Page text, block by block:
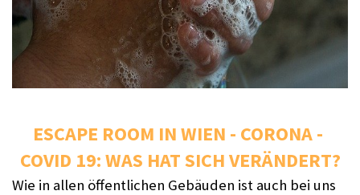
ESCAPE ROOM IN WIEN - CORONA -
COVID 19: WAS HAT SICH VERÄNDERT?
Wie in allen öffentlichen Gebäuden ist auch bei uns